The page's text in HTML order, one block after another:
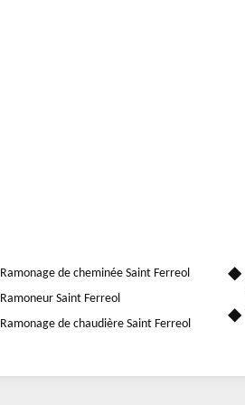
Ramonage de cheminée Saint Ferreol
Ramoneur Saint Ferreol
Ramonage de chaudière Saint Ferreol